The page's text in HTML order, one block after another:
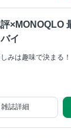
×MONOQLO
イ
みは趣味で決まる！
雑誌詳細